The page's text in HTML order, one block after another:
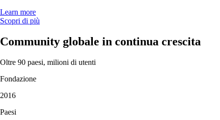
Learn more
Scopri di più
Community globale in continua crescita
Oltre 90 paesi, milioni di utenti
Fondazione
2016
Paesi